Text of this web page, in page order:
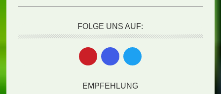
FOLGE UNS AUF:
EMPFEHLUNG